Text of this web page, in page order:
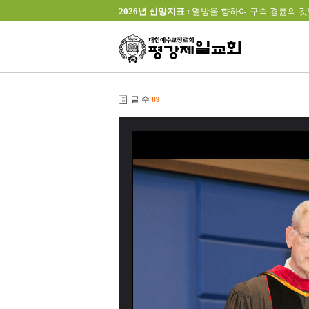
2026년 신앙지표 : 열방을 향하여 구속 경륜의
글 수 89